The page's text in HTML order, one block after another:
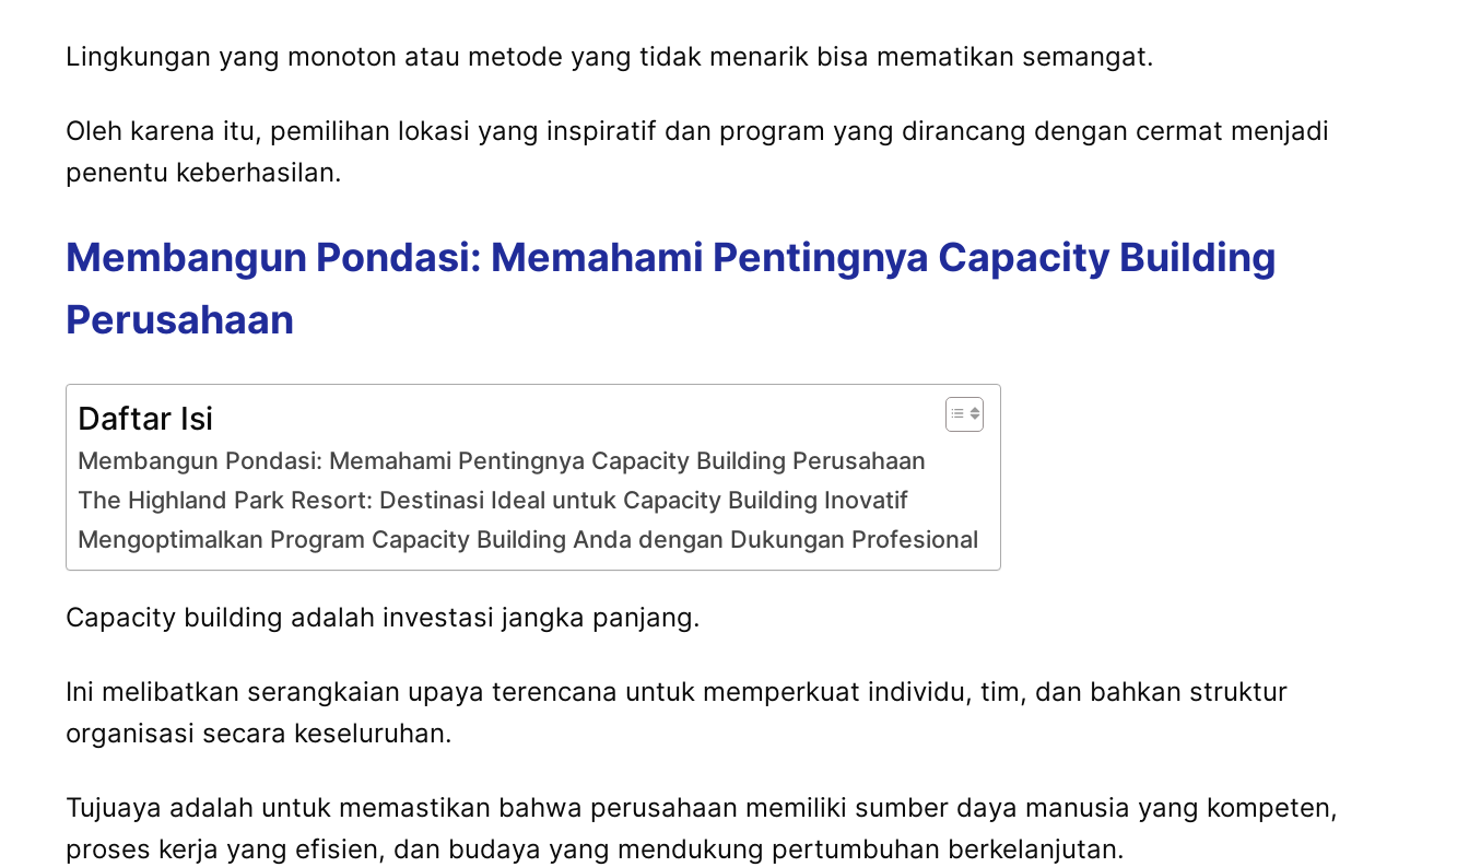
Lingkungan yang monoton atau metode yang tidak menarik bisa mematikan semangat.
Oleh karena itu, pemilihan lokasi yang inspiratif dan program yang dirancang dengan cermat menjadi
penentu keberhasilan.
Membangun Pondasi: Memahami Pentingnya Capacity Building
Perusahaan
Daftar Isi
Membangun Pondasi: Memahami Pentingnya Capacity Building Perusahaan
The Highland Park Resort: Destinasi Ideal untuk Capacity Building Inovatif
Mengoptimalkan Program Capacity Building Anda dengan Dukungan Profesional
Capacity building adalah investasi jangka panjang.
Ini melibatkan serangkaian upaya terencana untuk memperkuat individu, tim, dan bahkan struktur
organisasi secara keseluruhan.
Tujuaya adalah untuk memastikan bahwa perusahaan memiliki sumber daya manusia yang kompeten,
proses kerja yang efisien, dan budaya yang mendukung pertumbuhan berkelanjutan.